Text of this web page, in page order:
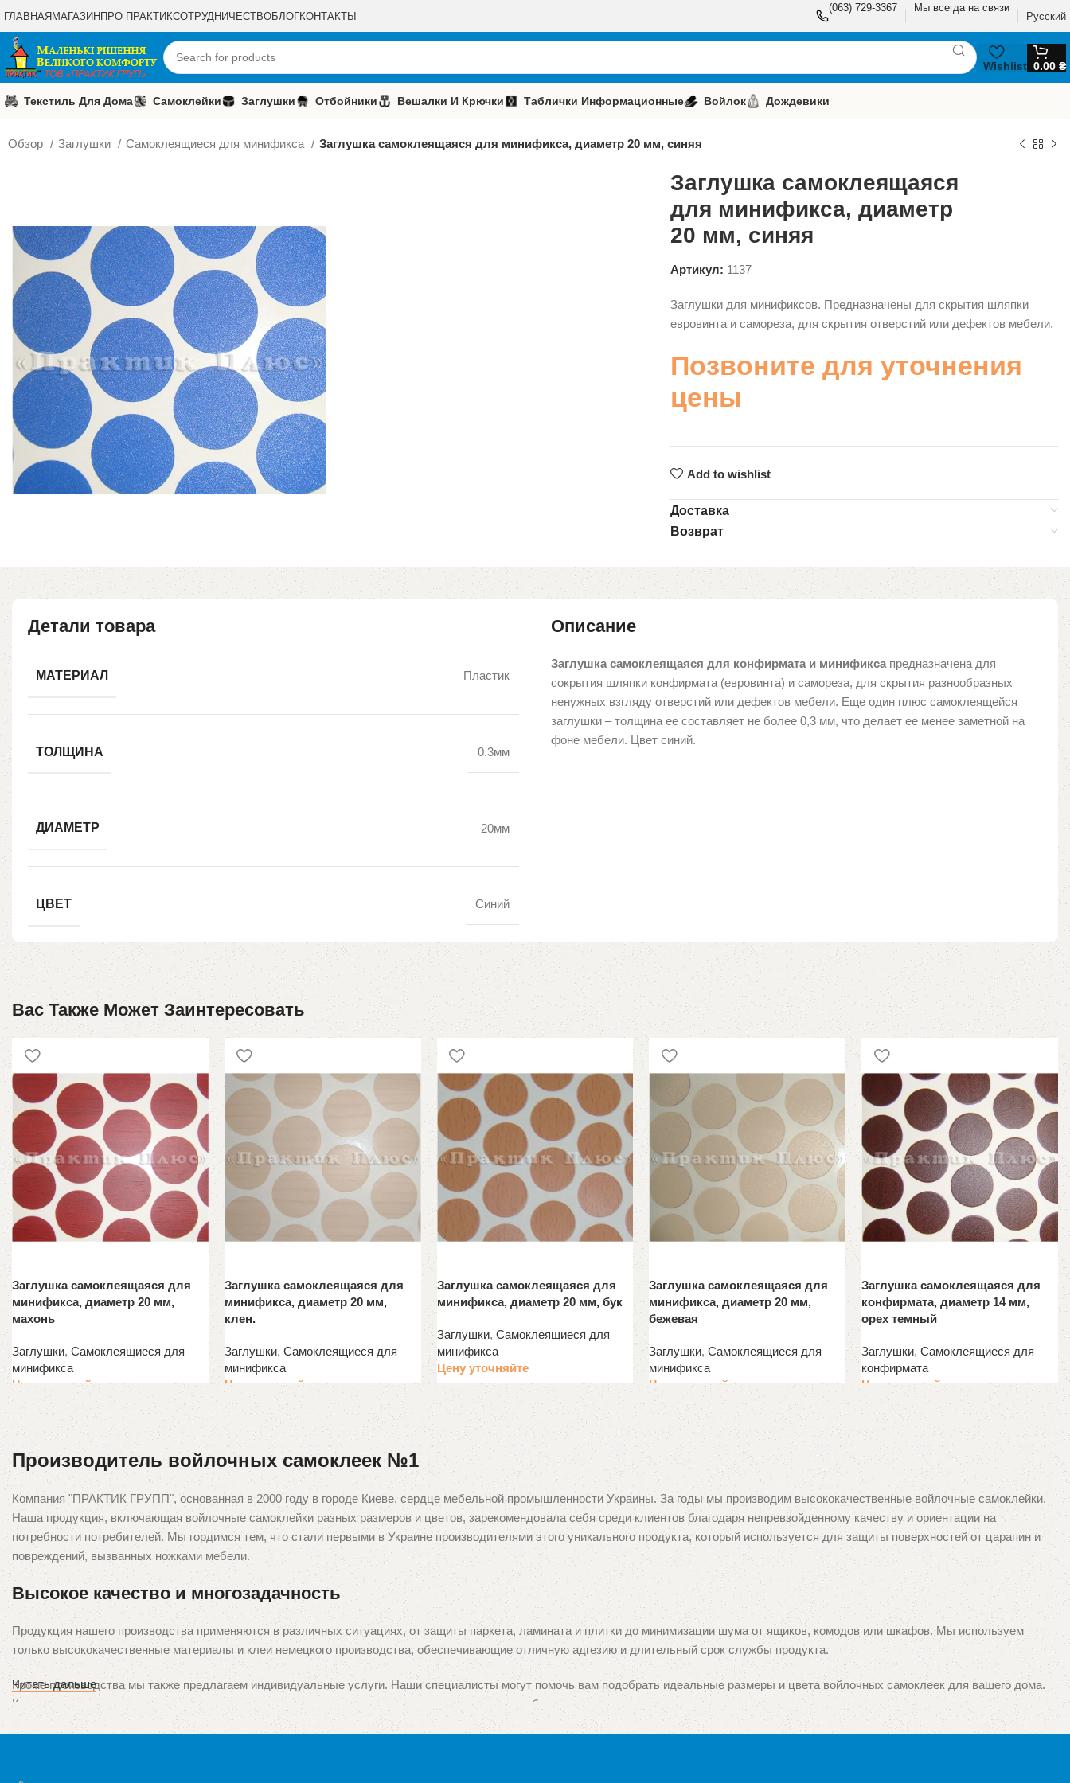
ГЛАВНАЯМАГАЗИНПРО ПРАКТИКСОТРУДНИЧЕСТВОБЛОГКОНТАКТЫ
(063) 729-3367 Мы всегда на связи
Русский
Wishlist 0.00 ₴
Текстиль Для Дома Самоклейки Заглушки Отбойники Вешалки И Крючки Таблички Информационные Войлок Дождевики
Обзор Заглушки Самоклеящиеся для минификса Заглушка самоклеящаяся для минификса, диаметр 20 мм, синяя
Заглушка самоклеящаяся
для минификса, диаметр
20 мм, синяя
Артикул: 1137
Заглушки для минификсов. Предназначены для скрытия шляпки
евровинта и самореза, для скрытия отверстий или дефектов мебели.
Позвоните для уточнения
цены
Add to wishlist
Доставка
Возврат
Детали товара
МАТЕРИАЛ Пластик
ТОЛЩИНА 0.3мм
ДИАМЕТР 20мм
ЦВЕТ Синий
Описание
Заглушка самоклеящаяся для конфирмата и минификса предназначена для
сокрытия шляпки конфирмата (евровинта) и самореза, для скрытия разнообразных
ненужных взгляду отверстий или дефектов мебели. Еще один плюс самоклеящейся
заглушки – толщина ее составляет не более 0,3 мм, что делает ее менее заметной на
фоне мебели. Цвет синий.
Вас Также Может Заинтересовать
Заглушка самоклеящаяся для
минификса, диаметр 20 мм,
махонь
Заглушки, Самоклеящиеся для
минификса
Цену уточняйте
Заглушка самоклеящаяся для
минификса, диаметр 20 мм,
клен.
Заглушки, Самоклеящиеся для
минификса
Цену уточняйте
Заглушка самоклеящаяся для
минификса, диаметр 20 мм, бук
Заглушки, Самоклеящиеся для
минификса
Цену уточняйте
Заглушка самоклеящаяся для
минификса, диаметр 20 мм,
бежевая
Заглушки,Самоклеящиеся для
минификса
Цену уточняйте
Заглушка самоклеящаяся для
конфирмата, диаметр 14 мм,
орех темный
Заглушки,Самоклеящиеся для
конфирмата
Цену уточняйте
Производитель войлочных самоклеек №1
Компания "ПРАКТИК ГРУПП", основанная в 2000 году в городе Киеве, сердце мебельной промышленности Украины. За годы мы производим высококачественные войлочные самоклейки.
Наша продукция, включающая войлочные самоклейки разных размеров и цветов, зарекомендовала себя среди клиентов благодаря непревзойденному качеству и ориентации на
потребности потребителей. Мы гордимся тем, что стали первыми в Украине производителями этого уникального продукта, который используется для защиты поверхностей от царапин и
повреждений, вызванных ножками мебели.
Высокое качество и многозадачность
Продукция нашего производства применяются в различных ситуациях, от защиты паркета, ламината и плитки до минимизации шума от ящиков, комодов или шкафов. Мы используем
только высококачественные материалы и клеи немецкого производства, обеспечивающие отличную адгезию и длительный срок службы продукта.
Кроме производства мы также предлагаем индивидуальные услуги. Наши специалисты могут помочь вам подобрать идеальные размеры и цвета войлочных самоклеек для вашего дома.
Кроме того, мы предоставляем услуги пошива чехлов и декоративных подушек под заказ, чтобы они идеально вписывались в ваш интерьер.
Читать дальше